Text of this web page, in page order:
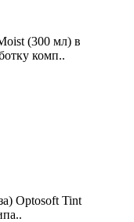
(300 мл) в
комп..
Optosoft Tint